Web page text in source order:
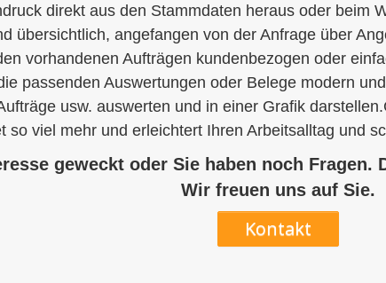
direkt aus den Stammdaten heraus oder beim
übersichtlich, angefangen von der Anfrage über
vorhandenen Aufträgen kundenbezogen oder
passenden Auswertungen oder Belege modern
usw. auswerten und in einer Grafik
so viel mehr und erleichtert Ihren Arbeitsalltag und
geweckt oder Sie haben noch Fragen.
Wir freuen uns auf Sie.
Kontakt